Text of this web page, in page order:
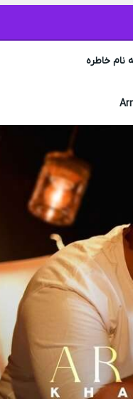
نام خاطره